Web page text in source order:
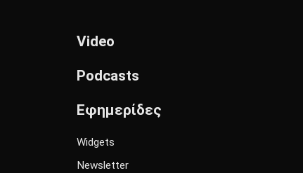
Video
Podcasts
Εφημερίδες
Widgets
Newsletter